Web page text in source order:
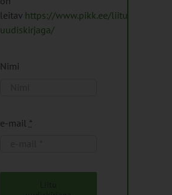
leitav https://www.pikk.ee/liitu-
uudiskirjaga/
Nimi
e-mail *